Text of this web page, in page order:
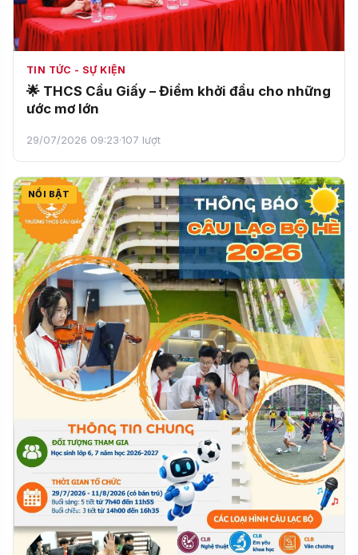
TIN TỨC - SỰ KIỆN
🌟 THCS Cầu Giấy – Điểm khởi đầu cho những
ước mơ lớn
29/07/2026 09:23·107 lượt
NỔI BẬT